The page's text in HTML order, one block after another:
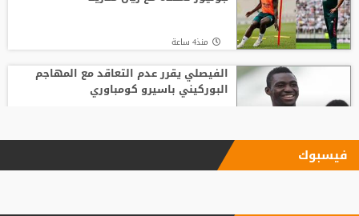
منذ4 ساعة
الفيصلي يقرر عدم التعاقد مع المهاجم
البوركيني باسيرو كومباوري
زلزال استثماري في جدة.. أول تحرك رسمي
فيسبوك